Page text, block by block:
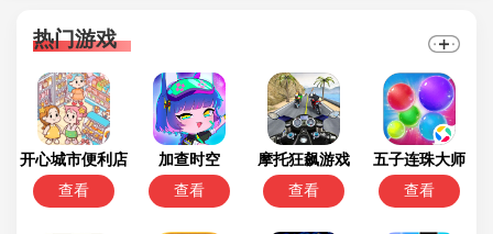
热门游戏
开心城市便利店
查看
加查时空
查看
摩托狂飙游戏
查看
五子连珠大师
查看